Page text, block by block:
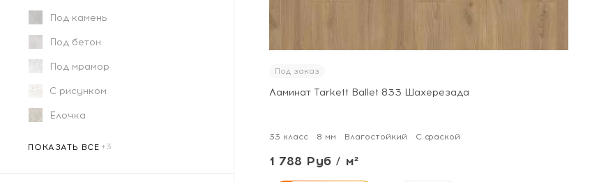
Под камень
Под бетон
Под мрамор
С рисунком
Ёлочка
ПОКАЗАТЬ ВСЕ
Под заказ
Ламинат Tarkett Ballet 833 Шахерезада
33 класс 8 мм Влагостойкий С фаской
1 788 Руб / м²